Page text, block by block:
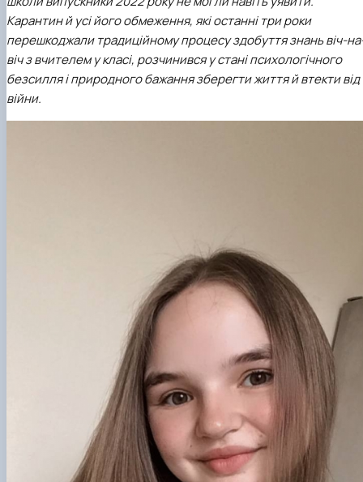
Карантин й усі його обмеження, які останні три роки
перешкоджали традиційному процесу здобуття знань віч-
віч з вчителем у класі, розчинився у стані психологічного
безсилля і природного бажання зберегти життя й втекти від
війни.